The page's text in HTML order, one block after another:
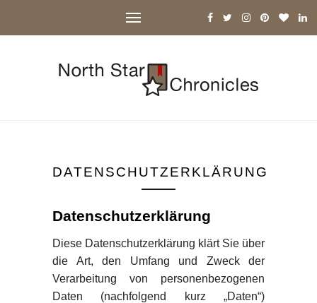
DATENSCHUTZERKLÄRUNG
Datenschutzerklärung
Diese Datenschutzerklärung klärt Sie über
die Art, den Umfang und Zweck der
Verarbeitung von personenbezogenen
Daten (nachfolgend kurz „Daten“)